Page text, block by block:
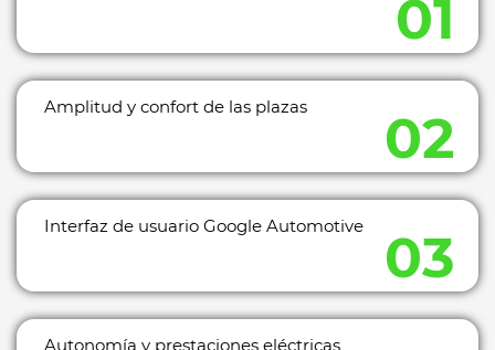
Amplitud y confort de las plazas
Interfaz de usuario Google Automotive
Autonomía y prestaciones eléctricas